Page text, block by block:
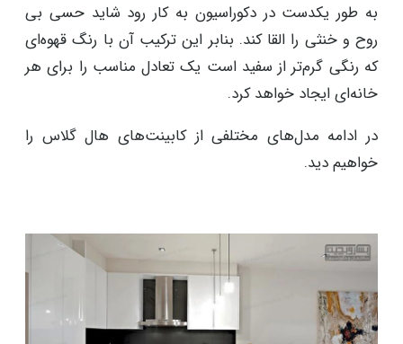
به طور یکدست در دکوراسیون به کار رود شاید حسی بی
روح و خنثی را القا کند. بنابر این ترکیب آن با رنگ قهوه‌ای
که رنگی گرم‌تر از سفید است یک تعادل مناسب را برای هر
خانه‌ای ایجاد خواهد کرد.
در ادامه مدل‌های مختلفی از کابینت‌های هال گلاس را
خواهیم دید.